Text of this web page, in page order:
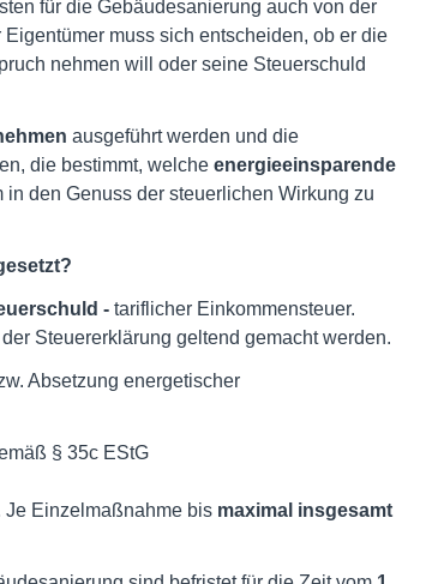
für die Gebäudesanierung auch von der
muss sich entscheiden, ob er die
nehmen will oder seine Steuerschuld
ausgeführt werden und die
die bestimmt, welche energieeinsparende
den Genuss der steuerlichen Wirkung zu
- tariflicher Einkommensteuer.
der Steuererklärung geltend gemacht werden.
Absetzung energetischer
§ 35c EStG
Je Einzelmaßnahme bis maximal insgesamt